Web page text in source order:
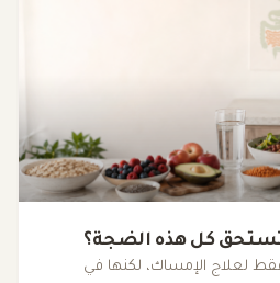
كل هذه الضجة؟
لعلاج الإمساك، لكنها في